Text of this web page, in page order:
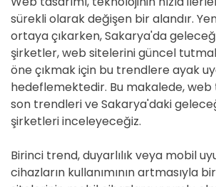
sürekli olarak değişen bir alandır.
ortaya çıkarken, Sakarya'da
şirketler, web sitelerini güncel
öne çıkmak için bu trendlere ayak
hedeflemektedir. Bu makalede, web
son trendleri ve Sakarya'daki
şirketleri inceleyeceğiz.
Birinci trend, duyarlılık veya mobil
cihazların kullanımının artmasıyla